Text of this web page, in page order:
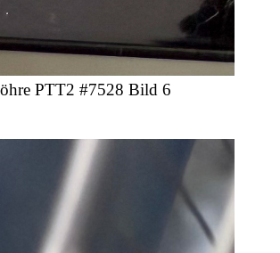
PTT2 #7528 Bild 6